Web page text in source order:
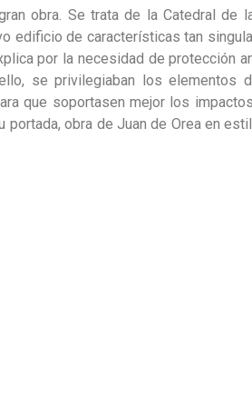
obra. Se trata de la Catedral de
edificio de características tan
por la necesidad de protección
se privilegiaban los elementos
que soportasen mejor los
obra de Juan de Orea en